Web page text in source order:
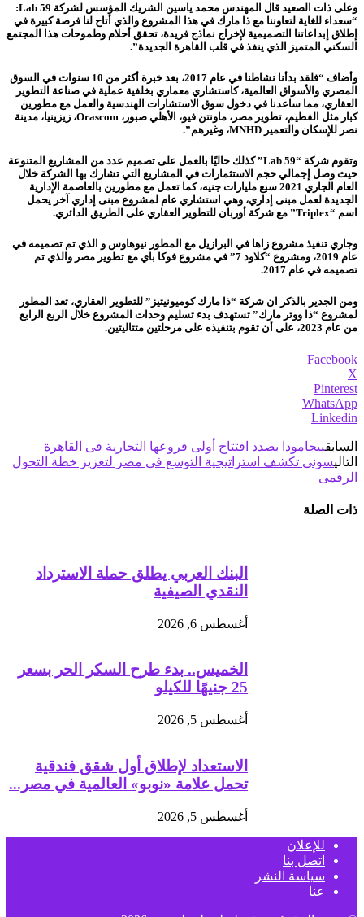
وعلى ذات الصعيد قال المهندس محمد ياسين الشريك المؤسس لشركة Lab 59:
“سعداء للغاية لتعاوننا مع ذا مارك في هذا المشروع والذي أتاح لنا فرصة كبيرة في
إطلاق إبداعاتنا التصميمية لإخراج نماذج فريدة، تحقق أحلام وطموحات هذا المجتمع
السكني المتميز الذي ينفذ في قلب القاهرة الجديدة”.
وأضاف “فلقد بدأنا نشاطنا في عام 2017، بعد خبرة أكثر من 10 سنوات في السوق
المصري والأسواق العالمية، كاستشاري معماري بخلفية عملية في صناعة التطوير
العقاري، مما ساعدنا في دخول سوق الاستشارات الهندسية والعمل مع مطورين
كبار مثل الفطيم، تطوير مصر، ماونتن فيو، الأهلي صبور، Orascom، زيزينيا، مدينة
نصر للإسكان والتعمير MNHD، وغيرهم”.
وتقوم شركة “Lab 59” كذلك حاليًا بالعمل على تصميم عدد من المشاريع المتنوعة
حيث وصل إجمالي حجم الاستثمارات في المشاريع التي تشارك بها الشركة خلال
العام الجاري 2021 سبع مليارات جنيه، كما تعمل مع مطورين بالعاصمة الإدارية
الجديدة لعمل مبنى إداري، وهي استشاري عام لمشروع مبنى إداري آخر يحمل
اسم “Triplex” مع شركة أوربان للتطوير العقاري على الطريق الدائري.
وجاري تنفيذ مشروع زاها في البرازيل مع المطور نيوهاوس و الذي تم تصميمه في
عام 2019، ومشروع “كلاود 7” في مشروع فوكا باي مع تطوير مصر والذي تم
تصميمه في عام 2017.
ومن الجدير بالذكر ان شركة “ذا مارك كوميونيتيز” للتطوير العقاري، تعد المطور
لمشروع “ذا ووتر مارك” تستهدف بدء تسليم وحدات المشروع خلال الربع الرابع
من عام 2023، على أن تقوم بتنفيذه على مرحلتين متتاليتين.
Facebook
X
Pinterest
WhatsApp
Linkedin
السابقبيجامودا بصدد افتتاح أولى فروعها التجارية فى القاهرة
التاليسونى تكشف استراتيجية التوسع فى مصر لتعزيز خطة التحول
الرقمى
ذات الصلة
البنك العربي يطلق حملة الاسترداد
النقدي الصيفية
أغسطس 6, 2026
الخميس.. بدء طرح السكر الحر بسعر
25 جنيهًا للكيلو
أغسطس 5, 2026
الاستعداد لإطلاق أول شقق فندقية
تحمل علامة «نوبو» العالمية في مصر...
أغسطس 5, 2026
للإعلان
اتصل بنا
سياسة النشر
عنا